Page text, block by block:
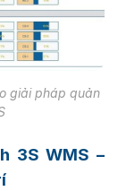
giải pháp quản
3S WMS –